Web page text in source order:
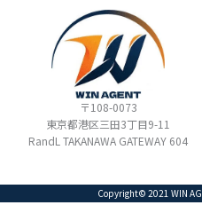
〒108-0073
東京都港区三田3丁目9-11
RandL TAKANAWA GATEWAY 604
Copyright© 2021 WIN